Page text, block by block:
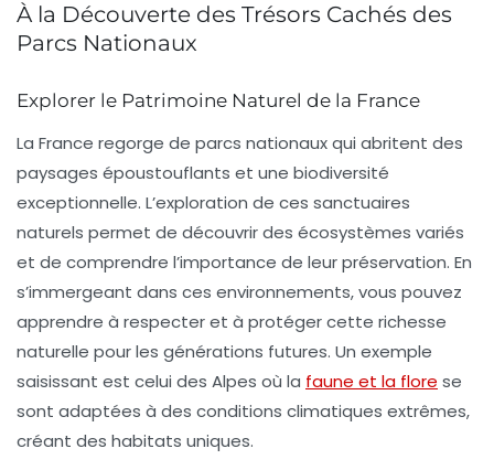
À la Découverte des Trésors Cachés des
Parcs Nationaux
Explorer le Patrimoine Naturel de la France
La France regorge de parcs nationauxqui abritent des
paysages époustouflants et une biodiversité
exceptionnelle. L’exploration de ces sanctuaires
naturels permet de découvrir des écosystèmes variés
et de comprendre l’importance de leur préservation. En
s’immergeant dans ces environnements, vous pouvez
apprendre à respecter et à protéger cette richesse
naturelle pour les générations futures. Un exemple
saisissant est celui des Alpes où la faune et la flore se
sont adaptées à des conditions climatiques extrêmes,
créant des habitats uniques.